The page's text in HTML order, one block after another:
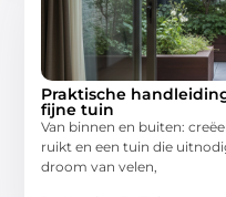
Praktische
fijne tuin
Van binnen en buiten:
ruikt en een tuin die
droom van velen,